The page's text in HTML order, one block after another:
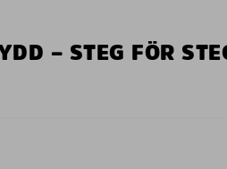
– STEG FÖR